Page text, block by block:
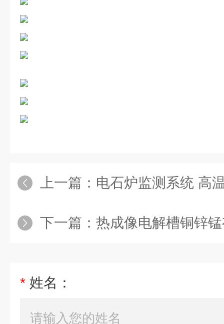
上一篇： 电石炉监测系统 高温窑炉液位高
下一篇： 热成像电解槽铜锌锰有色金属冶炼
* 姓名：